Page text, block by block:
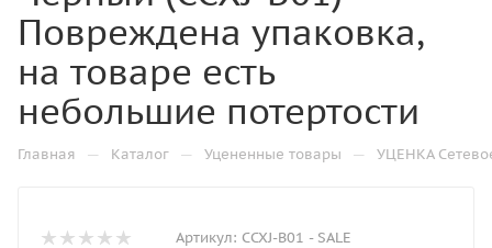
Повреждена упаковка,
на товаре есть
небольшие потертости
Главная — Каталог — Уцененные товары — УЦЕНКА
Артикул: CCXJ-B01 - SALE